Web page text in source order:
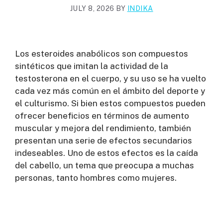
JULY 8, 2026 BY INDIKA
Los esteroides anabólicos son compuestos
sintéticos que imitan la actividad de la
testosterona en el cuerpo, y su uso se ha vuelto
cada vez más común en el ámbito del deporte y
el culturismo. Si bien estos compuestos pueden
ofrecer beneficios en términos de aumento
muscular y mejora del rendimiento, también
presentan una serie de efectos secundarios
indeseables. Uno de estos efectos es la caída
del cabello, un tema que preocupa a muchas
personas, tanto hombres como mujeres.